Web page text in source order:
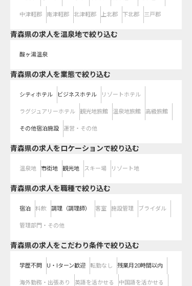
中津軽郡 南津軽郡 北津軽郡 上北郡 下北郡 三戸郡
青森県の求人を温泉地で絞り込む
酸ヶ湯温泉
青森県の求人を業態で絞り込む
シティホテル ビジネスホテル リゾートホテル
ラグジュアリーホテル 観光地旅館 温泉地旅館 高級旅館
その他宿泊施設 運営・その他
青森県の求人をロケーションで絞り込む
温泉地 市街地 観光地 スキー場 リゾート地
青森県の求人を職種で絞り込む
宿泊 料飲 調理（調理師） 客室 施設管理 ブライダル
管理部門・その他
青森県の求人をこだわり条件で絞り込む
学歴不問 U・Iターン歓迎 転勤なし 残業月20時間以内
海外勤務・出張あり 英語を活かせる 中国語を活かせる